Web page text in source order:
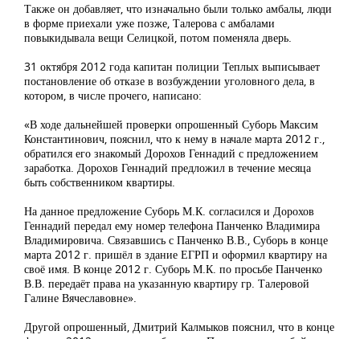
Также он добавляет, что изначально были только амбалы, люди
в форме приехали уже позже, Талерова с амбалами
повыкидывала вещи Селицкой, потом поменяла дверь.
31 октября 2012 года капитан полиции Теплых выписывает
постановление об отказе в возбуждении уголовного дела, в
котором, в числе прочего, написано:
«В ходе дальнейшей проверки опрошенный Суборь Максим
Константинович, пояснил, что к нему в начале марта 2012 г.,
обратился его знакомый Дорохов Геннадий с предложением
заработка. Дорохов Геннадий предложил в течение месяца
быть собственником квартиры.
На данное предложение Суборь М.К. согласился и Дорохов
Геннадий передал ему номер телефона Панченко Владимира
Владимировича. Связавшись с Панченко В.В., Суборь в конце
марта 2012 г. пришёл в здание ЕГРП и оформил квартиру на
своё имя. В конце 2012 г. Суборь М.К. по просьбе Панченко
В.В. передаёт права на указанную квартиру гр. Талеровой
Галине Вячеславовне».
Другой опрошенный, Дмитрий Калмыков пояснил, что в конце